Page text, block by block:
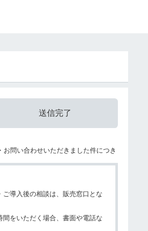
送信完了
お問い合わせいただきました件につき
導入後の相談は、販売窓口とな
をいただく場合、書面や電話な